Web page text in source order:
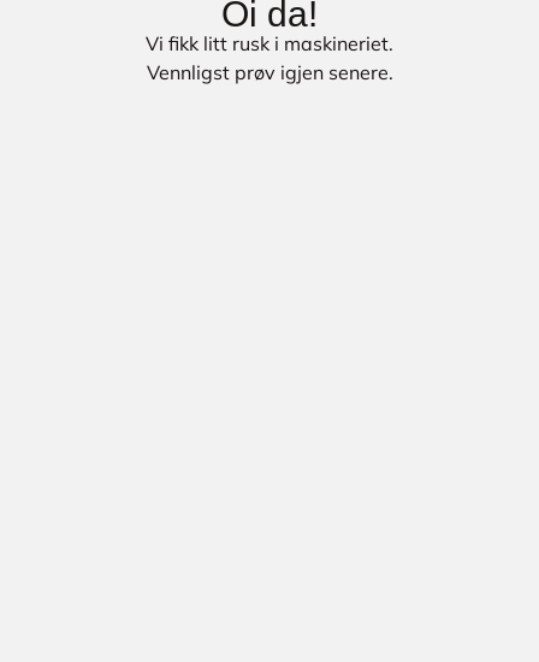
Oi da!
Vi fikk litt rusk i maskineriet.
Vennligst prøv igjen senere.